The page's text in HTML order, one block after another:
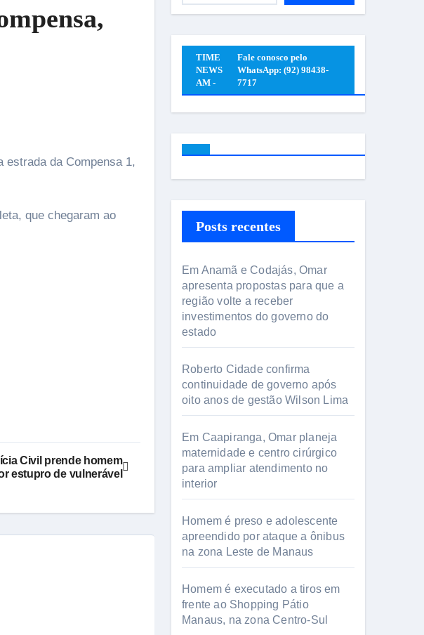
que chegaram ao
Civil prende homem
estupro de vulnerável
TIME
NEWS
AM -
Fale conosco pelo
WhatsApp: (92) 98438-
7717
Posts recentes
Em Anamã e Codajás, Omar
apresenta propostas para que a
região volte a receber
investimentos do governo do
estado
Roberto Cidade confirma
continuidade de governo após
oito anos de gestão Wilson Lima
Em Caapiranga, Omar planeja
maternidade e centro cirúrgico
para ampliar atendimento no
interior
Homem é preso e adolescente
apreendido por ataque a ônibus
na zona Leste de Manaus
Homem é executado a tiros em
frente ao Shopping Pátio
Manaus, na zona Centro-Sul